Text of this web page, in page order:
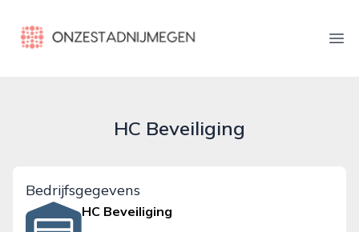
onzestadnijmegen.nl
HC Beveiliging
Bedrijfsgegevens
HC Beveiliging